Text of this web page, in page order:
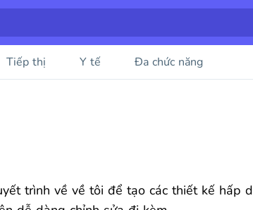
Tiếp thị Y tế Đa chức năng
trình về về tôi để tạo các thiết kế hấp